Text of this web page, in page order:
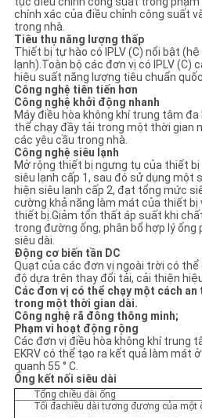
chính xác của điều chỉnh công suất
trong nhà.
Tiêu thụ năng lượng thấp
Thiết bị tự hào có IPLV (C) nổi bật
lạnh).Toàn bộ các đơn vị có IPLV (C)
hiệu suất năng lượng tiêu chuẩn
Công nghệ tiên tiến hơn
Công nghệ khởi động nhanh
Máy điều hòa không khí trung tâm đa
thể chạy đầy tải trong một thời gian
các yêu cầu trong nhà.
Công nghệ siêu lạnh
Mở rộng thiết bị ngưng tụ của thiết
siêu lạnh cấp 1, sau đó sử dụng một
hiện siêu lạnh cấp 2, đạt tổng mức
cường khả năng làm mát của thiết bị
thiết bị.Giảm tổn thất áp suất khi
trong đường ống, phân bổ hợp lý ống
siêu dài.
Động cơ biến tần DC
Quạt của các đơn vị ngoài trời có
độ dựa trên thay đổi tải, cải thiện
Các đơn vị có thể chạy một cách
trong một thời gian dài.
Công nghệ rã đông thông minh;
Phạm vi hoạt động rộng
Các đơn vị điều hòa không khí trung
EKRV có thể tạo ra kết quả làm mát
quanh 55 ° C.
Ống kết nối siêu dài
Tổng chiều dài ống
Tối đachiều dài tương đương của một